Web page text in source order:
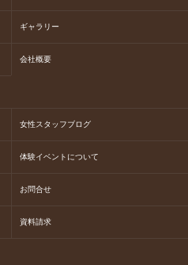
ギャラリー
会社概要
女性スタッフブログ
体験イベントについて
お問合せ
資料請求